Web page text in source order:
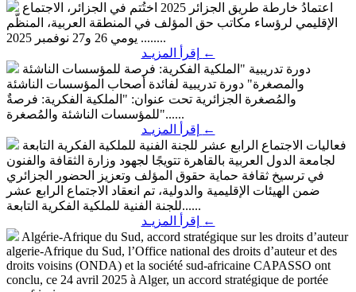
اعتمادُ خارطة طريق الجزائر 2025
اختُتم في الجزائر، الاجتماع
الإقليمي لرؤساء مكاتب حق المؤلف في المنطقة العربية، المنظّم
يومي 26 و27 نوفمبر 2025 ........
←
دورة تدريبية "الملكية الفكرية: فرصة للمؤسسات الناشئة
والمصغرة" دورة تدريبية لفائدة أصحاب المؤسسات الناشئة
والمُصغرة الجزائرية تحت عنوان: "الملكية الفكرية: فرصةٌ
للمؤسسات الناشئة والمُصغرة"......
←
فعاليات الاجتماع الرابع عشر للجنة الفنية للملكية الفكرية التابعة
لجامعة الدول العربية بالقاهرة تتويجًا لجهود وزارة الثقافة والفنون
في ترسيخ ثقافة حماية حقوق المؤلف وتعزيز الحضور الجزائري
ضمن الهيئات الإقليمية والدولية، تم انعقاد الاجتماع الرابع عشر
للجنة الفنية للملكية الفكرية التابعة......
←
Algérie-Afrique du Sud, accord stratégique sur les droits d’auteur
algerie-Afrique du Sud, l’Office national des droits d’auteur et des
droits voisins (ONDA) et la société sud-africaine CAPASSO ont
conclu, ce 24 avril 2025 à Alger, un accord stratégique de portée